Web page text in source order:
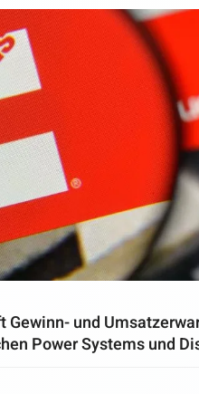
und
Power Systems und